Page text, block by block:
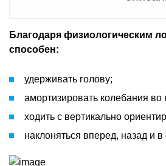
Благодаря физиологическим
способен:
удерживать голову;
амортизировать колебания
ходить с вертикально
наклоняться вперед, назад и